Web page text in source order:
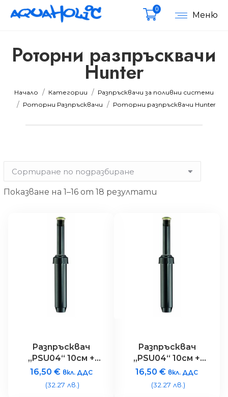
Меню
0
Роторни разпръсквачи
Hunter
Вие сте тук:
Начало Категории
Разпръсквачи за поливни системи
Роторни Разпръсквачи
Роторни разпръсквачи Hunter
Показване на 1–16 от 18 резултати
Разпръсквач
„PSU04“ 10см +
дюза „MP100360“,
радиус 2.5 – 4.6
м.,фикс. сектор
16,50 € вкл. ДДС
(32.27 лв.)
Разпръсквач
„PSU04“ 10см +
дюза „MP200360“,
радиус 4 – 6.4 м.,
фикс. сектор 360
16,50€ вкл. ДДС
(32.27 лв.)